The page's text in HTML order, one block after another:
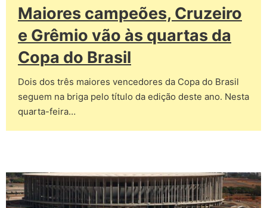
Maiores campeões, Cruzeiro
e Grêmio vão às quartas da
Copa do Brasil
Dois dos três maiores vencedores da Copa do Brasil
seguem na briga pelo título da edição deste ano. Nesta
quarta-feira…